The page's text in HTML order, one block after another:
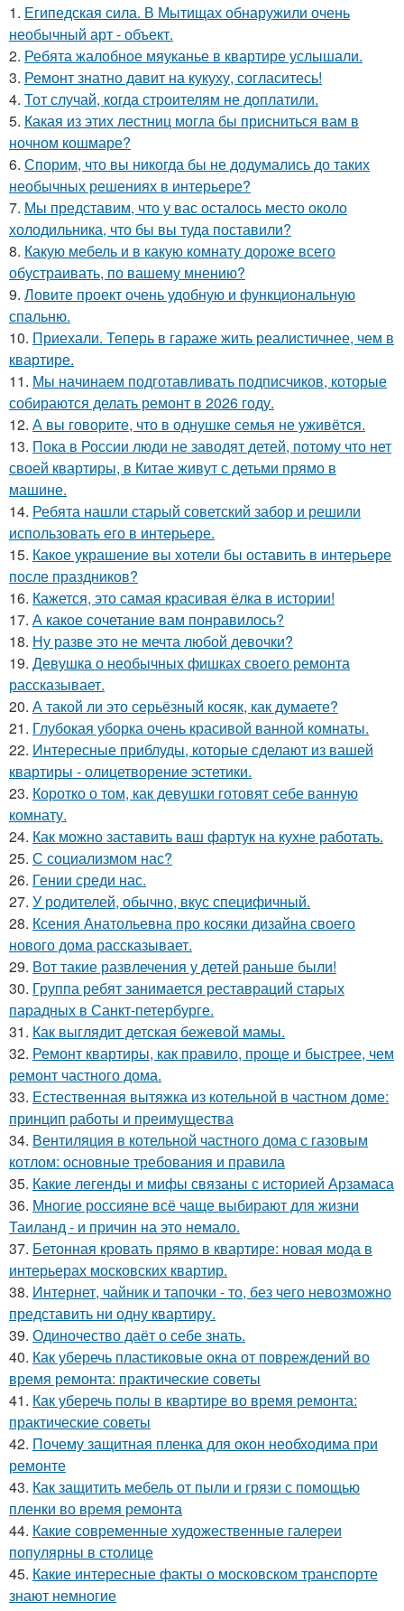
1. Египедская сила. В Мытищах обнаружили очень
необычный арт - объект.
2. Ребята жалобное мяуканье в квартире услышали.
3. Ремонт знатно давит на кукуху, согласитесь!
4. Тот случай, когда строителям не доплатили.
5. Какая из этих лестниц могла бы присниться вам в
ночном кошмаре?
6. Спорим, что вы никогда бы не додумались до таких
необычных решениях в интерьере?
7. Мы представим, что у вас осталось место около
холодильника, что бы вы туда поставили?
8. Какую мебель и в какую комнату дороже всего
обустраивать, по вашему мнению?
9. Ловите проект очень удобную и функциональную
спальню.
10. Приехали. Теперь в гараже жить реалистичнее, чем в
квартире.
11. Мы начинаем подготавливать подписчиков, которые
собираются делать ремонт в 2026 году.
12. А вы говорите, что в однушке семья не уживётся.
13. Пока в России люди не заводят детей, потому что нет
своей квартиры, в Китае живут с детьми прямо в
машине.
14. Ребята нашли старый советский забор и решили
использовать его в интерьере.
15. Какое украшение вы хотели бы оставить в интерьере
после праздников?
16. Кажется, это самая красивая ёлка в истории!
17. А какое сочетание вам понравилось?
18. Ну разве это не мечта любой девочки?
19. Девушка о необычных фишках своего ремонта
рассказывает.
20. А такой ли это серьёзный косяк, как думаете?
21. Глубокая уборка очень красивой ванной комнаты.
22. Интересные приблуды, которые сделают из вашей
квартиры - олицетворение эстетики.
23. Коротко о том, как девушки готовят себе ванную
комнату.
24. Как можно заставить ваш фартук на кухне работать.
25. С социализмом нас?
26. Гении среди нас.
27. У родителей, обычно, вкус специфичный.
28. Ксения Анатольевна про косяки дизайна своего
нового дома рассказывает.
29. Вот такие развлечения у детей раньше были!
30. Группа ребят занимается реставраций старых
парадных в Санкт-петербурге.
31. Как выглядит детская бежевой мамы.
32. Ремонт квартиры, как правило, проще и быстрее, чем
ремонт частного дома.
33. Естественная вытяжка из котельной в частном доме:
принцип работы и преимущества
34. Вентиляция в котельной частного дома с газовым
котлом: основные требования и правила
35. Какие легенды и мифы связаны с историей Арзамаса
36. Многие россияне всё чаще выбирают для жизни
Таиланд - и причин на это немало.
37. Бетонная кровать прямо в квартире: новая мода в
интерьерах московских квартир.
38. Интернет, чайник и тапочки - то, без чего невозможно
представить ни одну квартиру.
39. Одиночество даёт о себе знать.
40. Как уберечь пластиковые окна от повреждений во
время ремонта: практические советы
41. Как уберечь полы в квартире во время ремонта:
практические советы
42. Почему защитная пленка для окон необходима при
ремонте
43. Как защитить мебель от пыли и грязи с помощью
пленки во время ремонта
44. Какие современные художественные галереи
популярны в столице
45. Какие интересные факты о московском транспорте
знают немногие